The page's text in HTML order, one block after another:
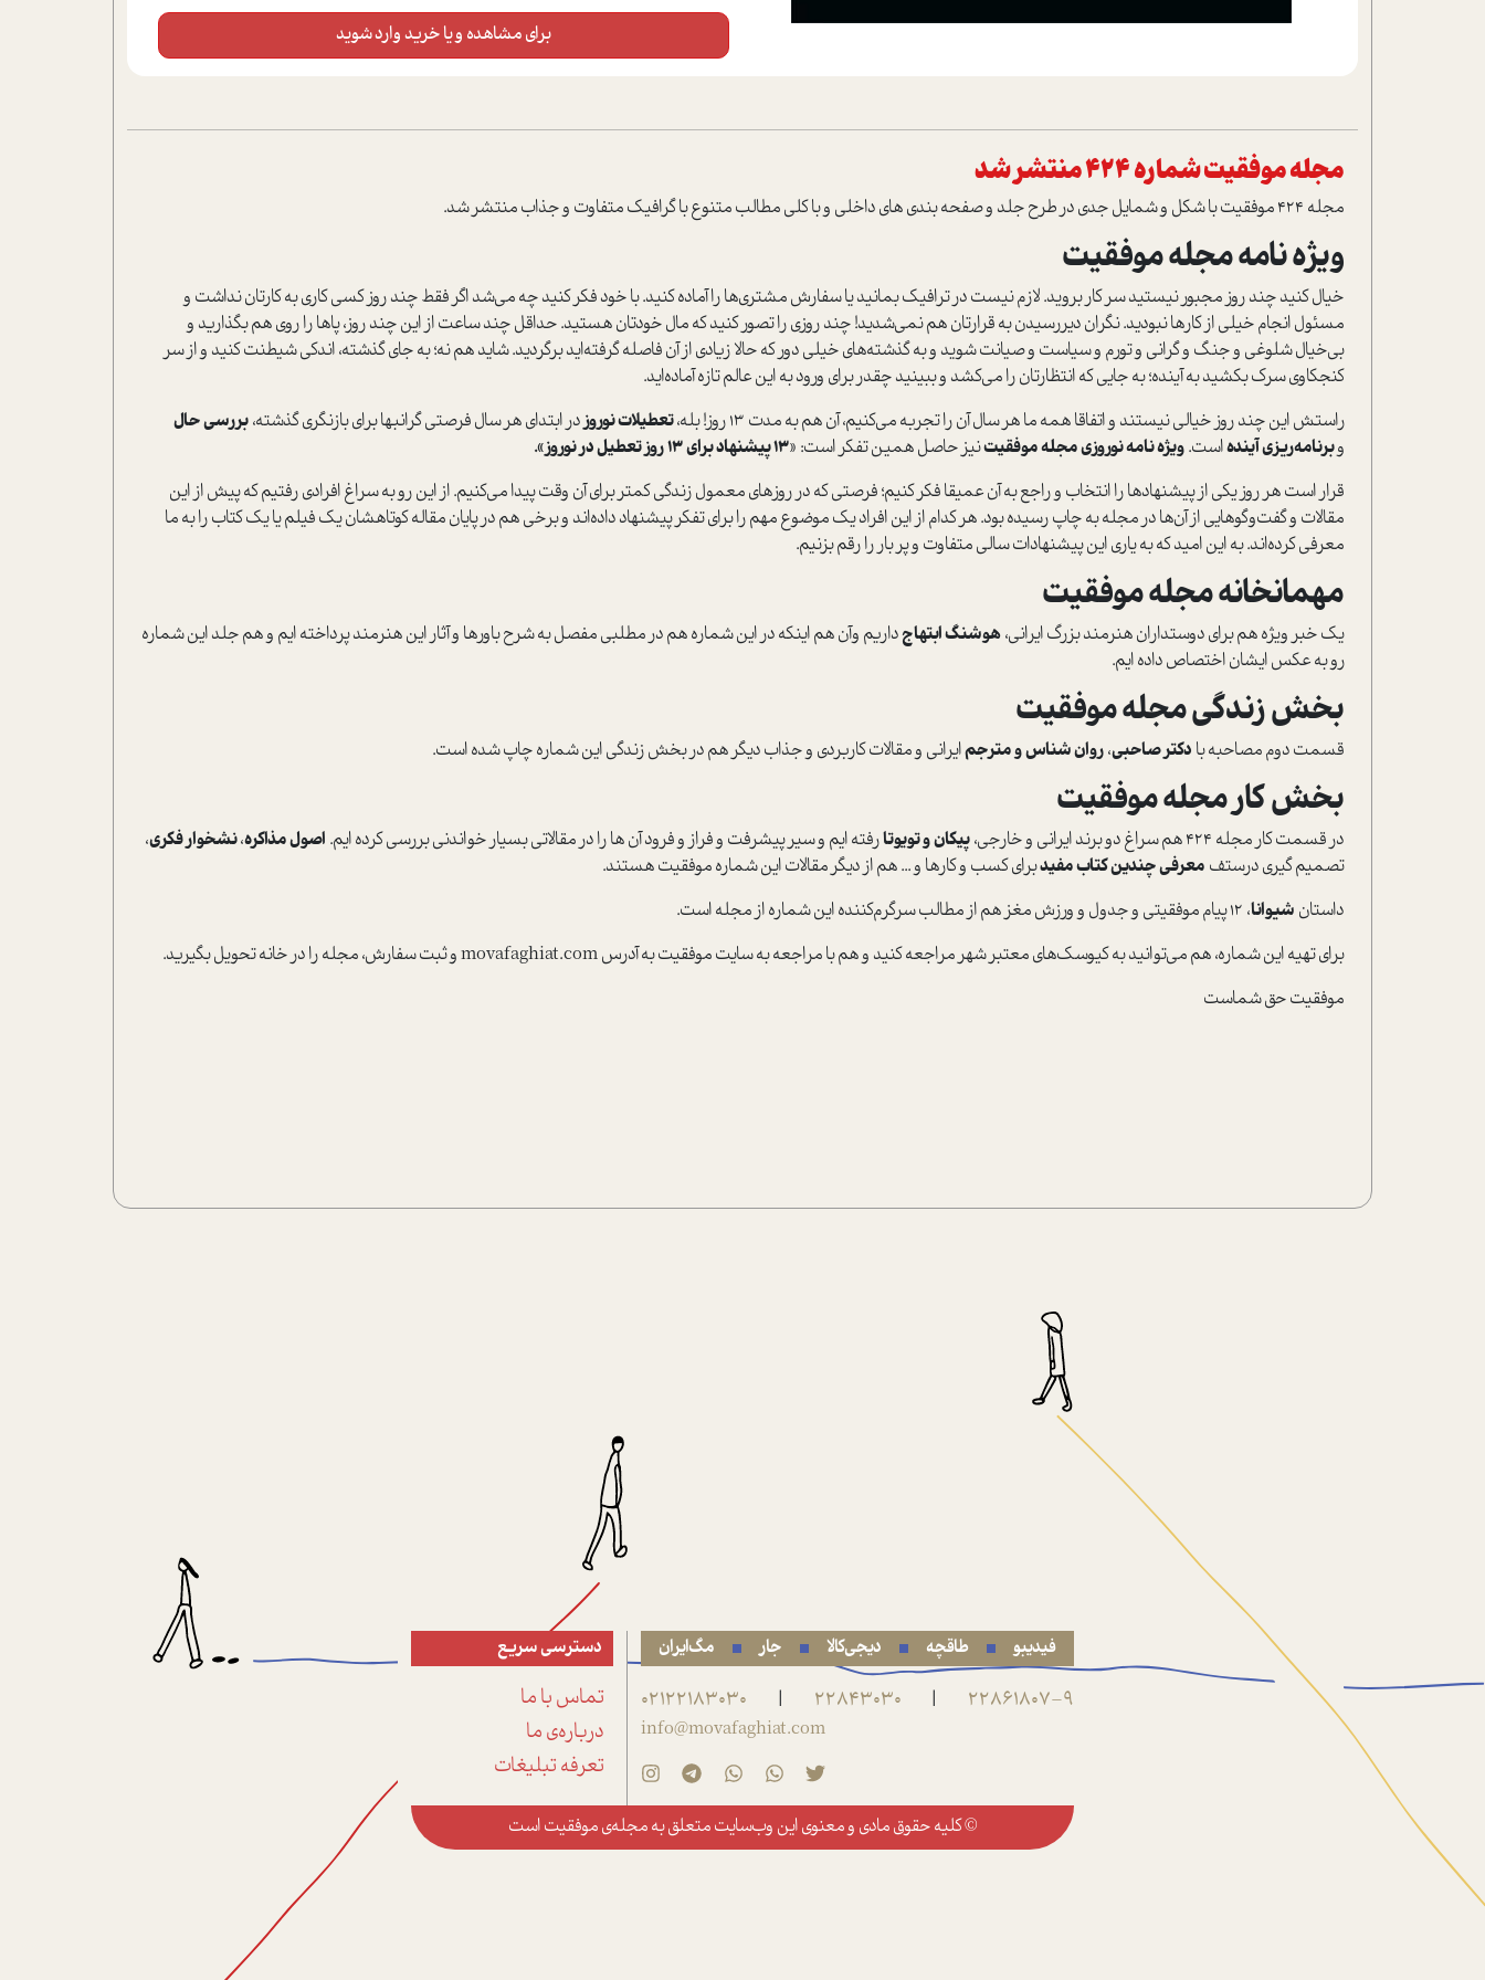
برای مشاهده و یا خرید وارد شوید
مجله موفقیت شماره 424 منتشر شد
مجله 424 موفقیت با شکل و شمایل جدی در طرح جلد و صفحه بندی های داخلی و با کلی مطالب متنوع با گرافیک متفاوت و جذاب منتشر شد.
ویژه نامه مجله موفقیت
خیال کنید چند روز مجبور نیستید سر کار بروید. لازم نیست در ترافیک بمانید یا سفارش مشتری‌ها را آماده کنید. با خود فکر کنید چه می‌شد اگر فقط چند روز کسی کاری به کارتان نداشت و
مسئول انجام خیلی از کارها نبودید. نگران دیر‌رسیدن به قرارتان هم نمی‌شدید! چند روزی را تصور کنید که مال خودتان هستید. حداقل چند ساعت از این چند روز، پاها را روی هم بگذارید و
بی‌خیال شلوغی و جنگ و گرانی و تورم و سیاست و صیانت شوید و به گذشته‌های خیلی دور که حالا زیادی از آن فاصله گرفته‌اید برگردید. شاید هم نه؛ به جای گذشته، اندکی شیطنت کنید و از سر
کنجکاوی سرک بکشید به آینده؛ به جایی که انتظارتان را می‌کشد و ببینید چقدر برای ورود به این عالم تازه آماده‌اید.
راستش این چند روز خیالی نیستند و اتفاقا همه ما هر سال آن را تجربه می‌کنیم، آن هم به مدت 13 روز! بله،
تعطیلات نوروزدر ابتدای هر سال فرصتی گرانبها برای بازنگری گذشته،بررسی حال
وبرنامه‌ریزی آیندهاست.ویژه نامه نوروزی مجله موفقیتنیز حاصل همین تفکر است: «13 پیشنهاد برای 13 روز تعطیل در نوروز».
قرار است هر روز یکی از پیشنهادها را انتخاب و راجع به آن عمیقا فکر کنیم؛ فرصتی که در روزهای معمول زندگی کمتر برای آن وقت پیدا می‌کنیم. از این رو به سراغ افرادی رفتیم که پیش از این
مقالات و گفت‌‌و‌گوهایی از آن‌‌ها در مجله به چاپ رسیده بود. هر کدام از این افراد یک موضوع مهم را برای تفکر پیشنهاد داده‌اند و برخی هم در پایان مقاله کوتاهشان یک فیلم یا یک کتاب را به ما
معرفی کرده‌اند. به این امید که به یاری این پیشنهادات سالی متفاوت و پر بار را رقم بزنیم.
مهمانخانه مجله موفقیت
یک خبر ویژه هم برای دوستداران هنرمند بزرگ ایرانی،هوشنگ ابتهاجداریم وآن هم اینکه در این شماره هم در مطلبی مفصل به شرح باورها و آثار این هنرمند پرداخته ایم و هم جلد این شماره
رو به عکس ایشان اختصاص داده ایم.
بخش زندگی مجله موفقیت
قسمت دوم مصاحبه با دکتر صاحبی،روان شناس و مترجمایرانی و مقالات کاربردی و جذاب دیگر هم در بخش زندگی این شماره چاپ شده است.
بخش کار مجله موفقیت
در قسمت کار مجله 424 هم سراغ دو برند ایرانی و خارجی، پیکان و تویوتارفته ایم و سیر پیشرفت و فراز و فرود آن ها را در مقالاتی بسیار خواندنی بررسی کرده ایم. اصول مذاکره،نشخوار فکری،
تصمیم گیری درستف معرفی چندین کتاب مفیدبرای کسب و کارها و ... هم از دیگر مقالات این شماره موفقیت هستند.
داستان شیوانا، 12 پیام موفقیتی و جدول و ورزش مغز هم از مطالب سرگرم‌کننده این شماره از مجله ا‌ست.
برای تهیه‌ این شماره، هم می‌توانید به کیوسک‌های معتبر شهر مراجعه کنید و هم با مراجعه به سایت موفقیت به آدرس movafaghiat.com و ثبت سفارش، مجله را در خانه تحویل بگیرید.
موفقیت حق شماست
فیدیبو طاقچه دیجی‌کالا جار مگ‌ایران
22861807-9
|
22843030
|
02122183030
info@movafaghiat.com
دسترسی سریع
تماس با ما
درباره‌ی ما
تعرفه تبلیغات
© کلیه حقوق مادی و معنوی این وب‌سایت متعلق بهمجله‌ی موفقیتاست